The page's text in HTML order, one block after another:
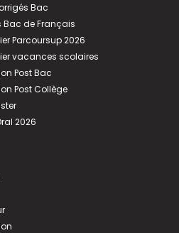
Bac
Bac de Français
Parcoursup 2026
vacances scolaires
Post Bac
Post Collège
2026